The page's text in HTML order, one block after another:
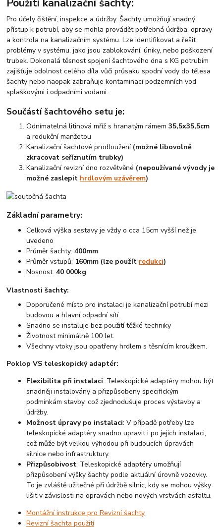
Použití kanalizační šachty:
Pro účely čištění, inspekce a údržby. Šachty umožňují snadný
přístup k potrubí, aby se mohla provádět potřebná údržba, opravy
a kontrola na kanalizačním systému. Lze identifikovat a řešit
problémy v systému, jako jsou zablokování, úniky, nebo poškození
trubek. Dokonalá těsnost spojení šachtového dna s KG potrubím
zajišťuje odolnost celého díla vůči průsaku spodní vody do tělesa
šachty nebo naopak zabraňuje kontaminaci podzemních vod
splaškovými i odpadními vodami.
Součástí šachtového setu je:
Odnímatelná litinová mříž s hranatým rámem35,5x35,5cm
a redukční manžetou
Kanalizační šachtové prodloužení (možné libovolně
zkracovat seříznutím trubky)
Kanalizační revizní dno rozvětvěné (nepoužívané vývody je
možné zaslepit hrdlovým uzávěrem)
Základní parametry:
Celková výška sestavy je vždy o cca 15cm vyšší než je
uvedeno
Průměr šachty:400mm
Průměr vstupů: 160mm (lze použít redukci)
Nosnost:40 000kg
Vlastnosti šachty:
Doporučené místo pro instalaci je kanalizační potrubí mezi
budovou a hlavní odpadní sítí.
Snadno se instaluje bez použití těžké techniky
Životnost minimálně 100 let.
Všechny vtoky jsou opatřeny hrdlem s těsnícím kroužkem.
Poklop VS teleskopický adaptér:
Flexibilita při instalaci: Teleskopické adaptéry mohou být
snadněji instalovány a přizpůsobeny specifickým
podmínkám stavby, což zjednodušuje proces výstavby a
údržby.
Možnost úpravy po instalaci: V případě potřeby lze
teleskopické adaptéry snadno upravit i po jejich instalaci,
což může být velkou výhodou při budoucích úpravách
silnice nebo infrastruktury.
Přizpůsobivost: Teleskopické adaptéry umožňují
přizpůsobení výšky šachty podle aktuální úrovně vozovky.
To je zvláště užitečné při údržbě silnic, kdy se mohou výšky
lišit v závislosti na opravách nebo nových vrstvách asfaltu.
Montážní instrukce pro Revizní šachty
Revizní šachta použití